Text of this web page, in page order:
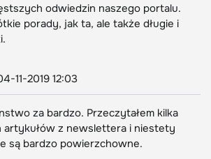
odwiedzin naszego portalu.
porady, jak ta, ale także długie i
11-2019 12:03
za bardzo. Przeczytałem kilka
z newslettera i niestety
są bardzo powierzchowne.